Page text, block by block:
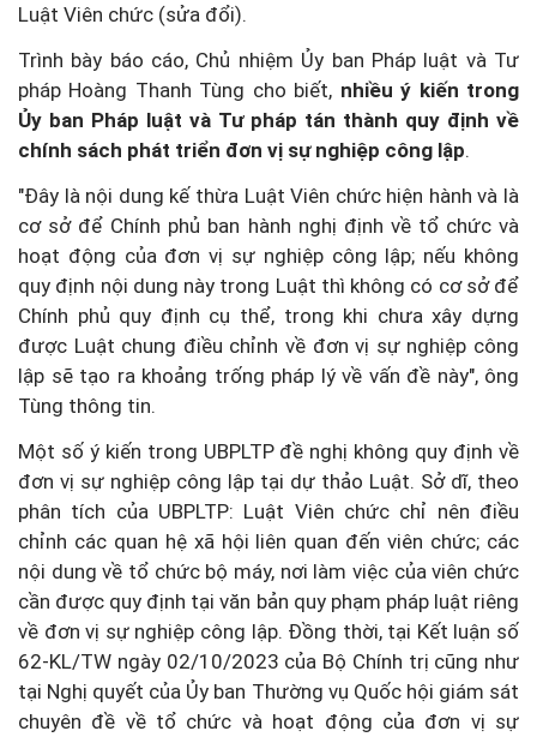
Luật Viên chức (sửa đổi).
Trình bày báo cáo, Chủ nhiệm Ủy ban Pháp luật và Tư
pháp Hoàng Thanh Tùng cho biết, nhiều ý kiến trong
Ủy ban Pháp luật và Tư pháp tán thành quy định về
chính sách phát triển đơn vị sự nghiệp công lập.
"Đây là nội dung kế thừa Luật Viên chức hiện hành và là
cơ sở để Chính phủ ban hành nghị định về tổ chức và
hoạt động của đơn vị sự nghiệp công lập; nếu không
quy định nội dung này trong Luật thì không có cơ sở để
Chính phủ quy định cụ thể, trong khi chưa xây dựng
được Luật chung điều chỉnh về đơn vị sự nghiệp công
lập sẽ tạo ra khoảng trống pháp lý về vấn đề này", ông
Tùng thông tin.
Một số ý kiến trong UBPLTP đề nghị không quy định về
đơn vị sự nghiệp công lập tại dự thảo Luật. Sở dĩ, theo
phân tích của UBPLTP: Luật Viên chức chỉ nên điều
chỉnh các quan hệ xã hội liên quan đến viên chức; các
nội dung về tổ chức bộ máy, nơi làm việc của viên chức
cần được quy định tại văn bản quy phạm pháp luật riêng
về đơn vị sự nghiệp công lập. Đồng thời, tại Kết luận số
62-KL/TW ngày 02/10/2023 của Bộ Chính trị cũng như
tại Nghị quyết của Ủy ban Thường vụ Quốc hội giám sát
chuyên đề về tổ chức và hoạt động của đơn vị sự